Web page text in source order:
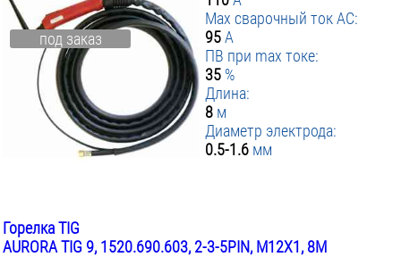
под заказ
Max сварочный ток AC:
95А
ПВ при max токе:
35 %
Длина:
8 м
Диаметр электрода:
0.5-1.6 мм
Горелка TIG
AURORA TIG 9, 1520.690.603, 2-3-5PIN, М12Х1, 8М